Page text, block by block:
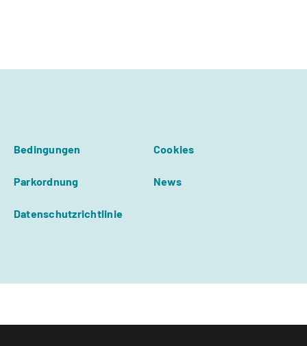
Bedingungen Cookies
Parkordnung News
Datenschutzrichtlinie